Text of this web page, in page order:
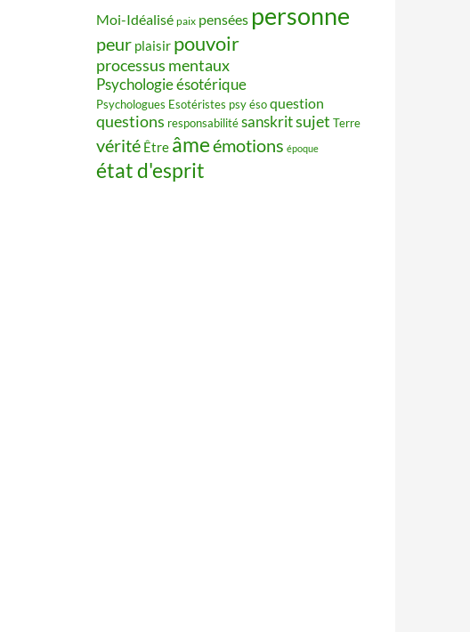
Moi-Idéalisé paix pensées personne
peur plaisir pouvoir
processus mentaux
Psychologie ésotérique
Psychologues Esotéristes psy ésoquestion
questions responsabilitésanskritsujet Terre
vérité Être âmeémotions époque
état d'esprit